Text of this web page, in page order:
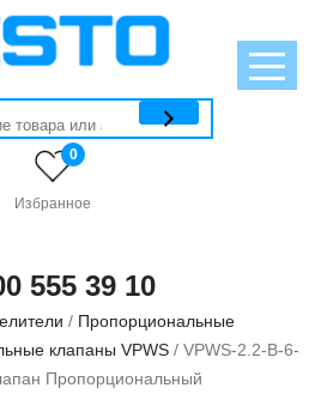
Избранное
0
555 39 10
/ Пропорциональные
клапаны VPWS / VPWS-2.2-B-6-
Пропорциональный